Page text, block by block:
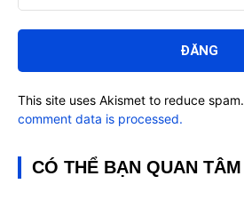
luận:
This site uses Akismet to reduce spam.
comment data is processed.
CÓ THỂ BẠN QUAN TÂM